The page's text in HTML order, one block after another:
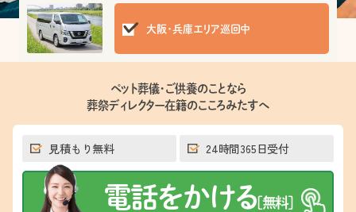
⼤阪・兵庫エリア巡回中
ペット葬儀・ご供養のことなら
葬祭ディレクター在籍のこころみたすへ
見積もり無料 24時間365日受付
電話をかける[無料]